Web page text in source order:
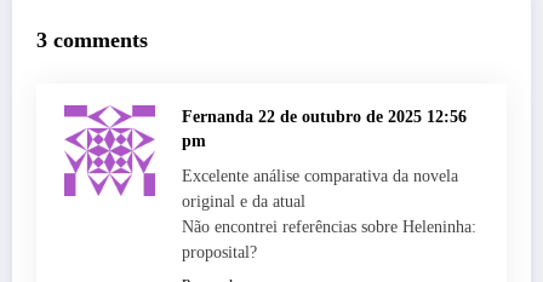
3 comments
Fernanda 22 de outubro de 2025 12:56
pm
Excelente análise comparativa da novela
original e da atual
Não encontrei referências sobre Heleninha:
proposital?